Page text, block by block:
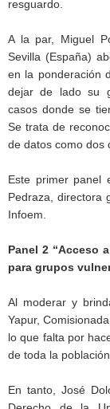
resguardo.
A la par, Miguel
Sevilla (España)
en la ponderación
dejar de lado su
casos donde se
Se trata de
de datos como dos
Este primer panel
Pedraza, directora
Infoem.
Panel 2 “Acceso
para grupos
Al moderar y
Yapur,
lo que falta por
de toda la población
En tanto, José